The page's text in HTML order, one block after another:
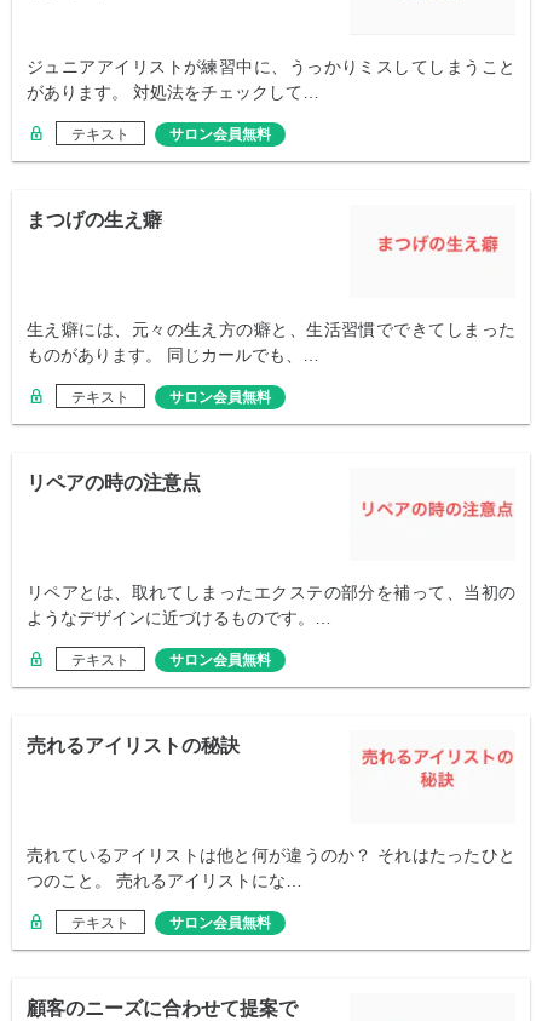
ジュニアアイリストが練習中に、うっかりミスしてしまうこと
があります。 対処法をチェックして…
テキスト サロン会員無料
まつげの生え癖
生え癖には、元々の生え方の癖と、生活習慣でできてしまった
ものがあります。 同じカールでも、…
テキスト サロン会員無料
リペアの時の注意点
リペアとは、取れてしまったエクステの部分を補って、当初の
ようなデザインに近づけるものです。…
テキスト サロン会員無料
売れるアイリストの秘訣
売れているアイリストは他と何が違うのか？ それはたったひと
つのこと。 売れるアイリストにな…
テキスト サロン会員無料
顧客のニーズに合わせて提案で